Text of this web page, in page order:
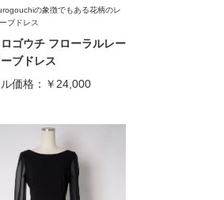
の象徴でもある花柄のレ
ブドレス
ゴウチ フローラルレー
ブドレス
価格： ￥24,000